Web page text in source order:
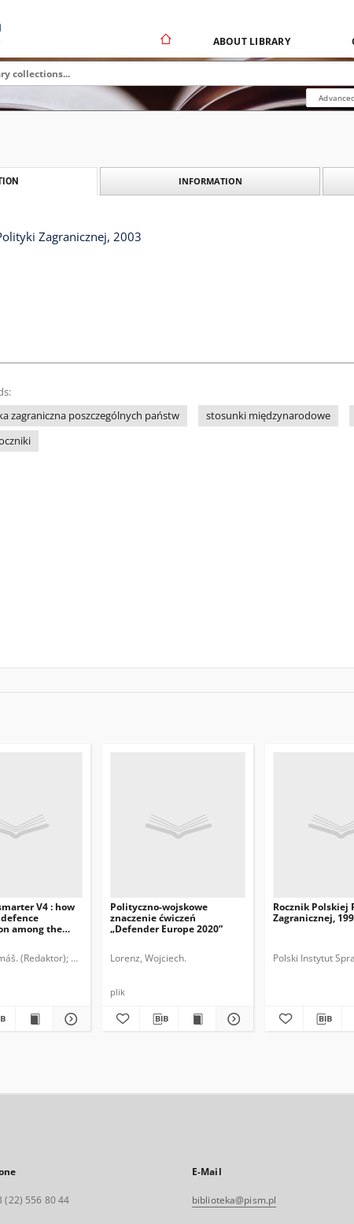
ABOUT LIBRARY
INFORMATION
Zagranicznej, 2003
zagraniczna poszczególnych państw stosunki międzynarodowe
V4 : how
among the
report
(Redaktor) Bátora, Jozef. Slovenská atlantická komisia.
Polityczno-wojskowe
znaczenie ćwiczeń
„Defender Europe 2020”
Lorenz, Wojciech.
plik
Rocznik Polskiej
Zagranicznej,
Polski Instytut
(22) 556 80 44
E-Mail
biblioteka@pism.pl